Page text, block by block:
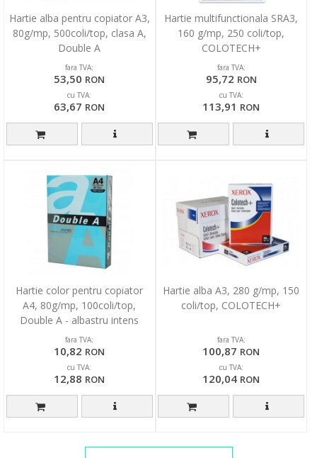
Hartie alba pentru copiator A3,
80g/mp, 500coli/top, clasa A,
Double A
fara TVA:
53,50 RON
cu TVA:
63,67 RON
Hartie multifunctionala SRA3,
160 g/mp, 250 coli/top,
COLOTECH+
fara TVA:
95,72 RON
cu TVA:
113,91 RON
Hartie color pentru copiator
A4, 80g/mp, 100coli/top,
Double A - albastru intens
fara TVA:
10,82 RON
cu TVA:
12,88 RON
Hartie alba A3, 280 g/mp, 150
coli/top, COLOTECH+
fara TVA:
100,87 RON
cu TVA:
120,04 RON